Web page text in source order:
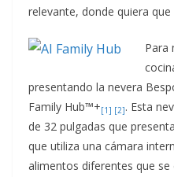
relevante, donde quiera que
Para
presentando la nevera
Family Hub™+[1] [2]. Esta
de 32 pulgadas que
que utiliza una cámara
alimentos diferentes que se